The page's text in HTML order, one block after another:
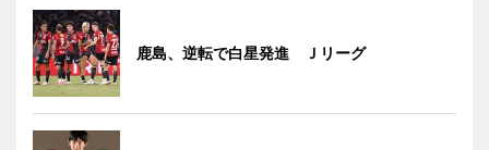
鹿島、逆転で白星発進 Ｊリーグ